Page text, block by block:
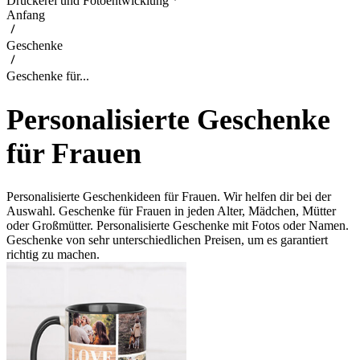
Anfang
Geschenke
Geschenke für...
Personalisierte Geschenke
für Frauen
Personalisierte Geschenkideen für Frauen. Wir helfen dir bei der
Auswahl. Geschenke für Frauen in jeden Alter, Mädchen, Mütter
oder Großmütter. Personalisierte Geschenke mit Fotos oder Namen.
Geschenke von sehr unterschiedlichen Preisen, um es garantiert
richtig zu machen.